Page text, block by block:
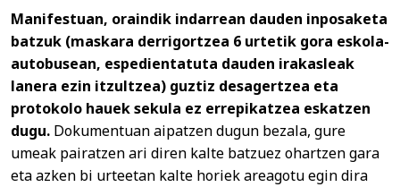
Manifestuan, oraindik indarrean dauden inposaketa
batzuk (maskara derrigortzea 6 urtetik gora eskola-
autobusean, espedientatuta dauden irakasleak
lanera ezin itzultzea) guztiz desagertzea eta
protokolo hauek sekula ez errepikatzea eskatzen
dugu. Dokumentuan aipatzen dugun bezala, gure
umeak pairatzen ari diren kalte batzuez ohartzen gara
eta azken bi urteetan kalte horiek areagotu egin dira